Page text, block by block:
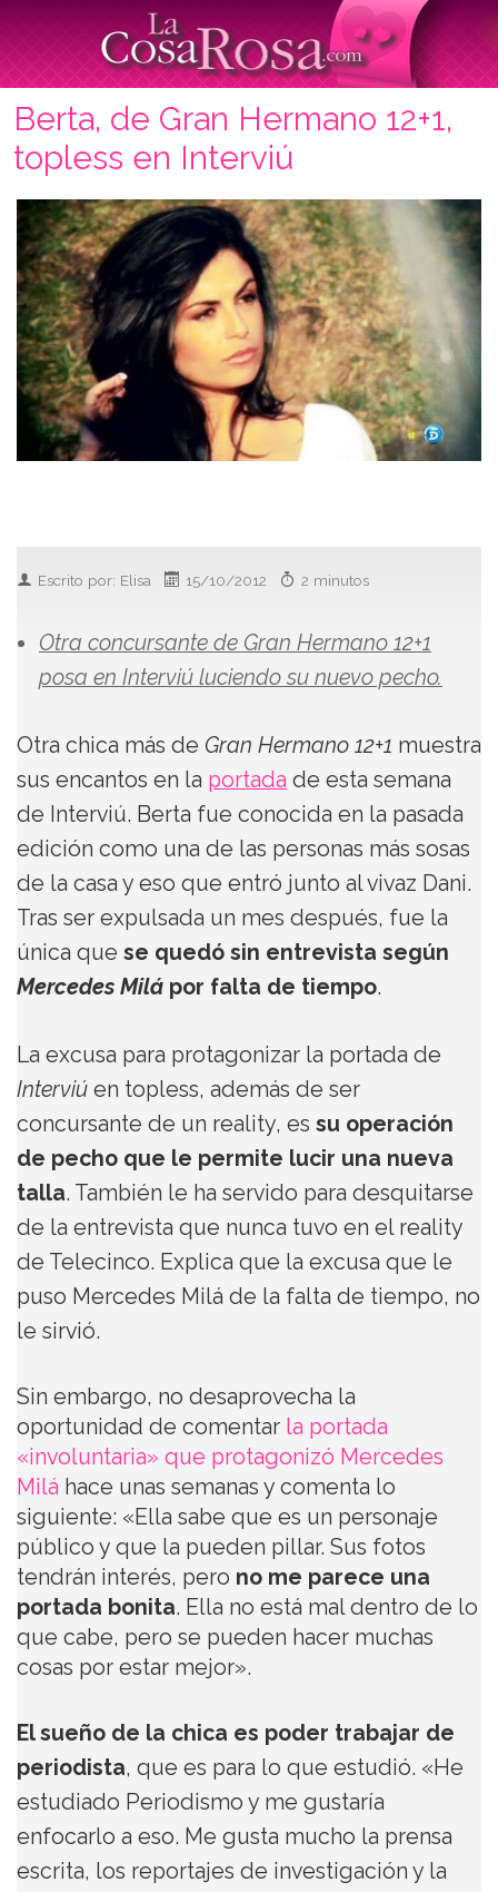
Berta, de Gran Hermano 12+1,
topless en Interviú
Escrito por: Elisa 15/10/2012 2 minutos
Otra concursante de Gran Hermano 12+1
posa en Interviú luciendo su nuevo pecho.
Otra chica más de Gran Hermano 12+1 muestra
sus encantos en la portada de esta semana
de Interviú. Berta fue conocida en la pasada
edición como una de las personas más sosas
de la casa y eso que entró junto al vivaz Dani.
Tras ser expulsada un mes después, fue la
única que se quedó sin entrevista según
Mercedes Milá por falta de tiempo.
La excusa para protagonizar la portada de
Interviú en topless, además de ser
concursante de un reality, es su operación
de pecho que le permite lucir una nueva
talla. También le ha servido para desquitarse
de la entrevista que nunca tuvo en el reality
de Telecinco. Explica que la excusa que le
puso Mercedes Milá de la falta de tiempo, no
le sirvió.
Sin embargo, no desaprovecha la
oportunidad de comentar la portada
«involuntaria» que protagonizó Mercedes
Milá hace unas semanas y comenta lo
siguiente: «Ella sabe que es un personaje
público y que la pueden pillar. Sus fotos
tendrán interés, pero no me parece una
portada bonita. Ella no está mal dentro de lo
que cabe, pero se pueden hacer muchas
cosas por estar mejor».
El sueño de la chica es poder trabajar de
periodista, que es para lo que estudió. «He
estudiado Periodismo y me gustaría
enfocarlo a eso. Me gusta mucho la prensa
escrita, los reportajes de investigación y la